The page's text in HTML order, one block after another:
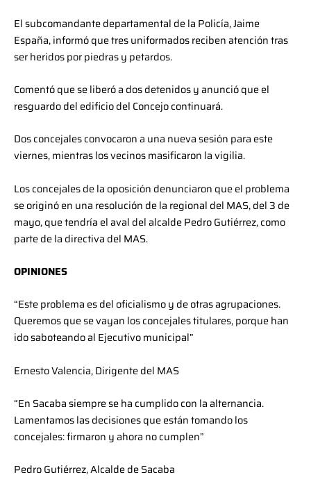
El subcomandante departamental de la Policía, Jaime
España, informó que tres uniformados reciben atención tras
ser heridos por piedras y petardos.
Comentó que se liberó a dos detenidos y anunció que el
resguardo del edificio del Concejo continuará.
Dos concejales convocaron a una nueva sesión para este
viernes, mientras los vecinos masificaron la vigilia.
Los concejales de la oposición denunciaron que el problema
se originó en una resolución de la regional del MAS, del 3 de
mayo, que tendría el aval del alcalde Pedro Gutiérrez, como
parte de la directiva del MAS.
OPINIONES
“Este problema es del oficialismo y de otras agrupaciones.
Queremos que se vayan los concejales titulares, porque han
ido saboteando al Ejecutivo municipal”
Ernesto Valencia, Dirigente del MAS
“En Sacaba siempre se ha cumplido con la alternancia.
Lamentamos las decisiones que están tomando los
concejales: firmaron y ahora no cumplen”
Pedro Gutiérrez, Alcalde de Sacaba